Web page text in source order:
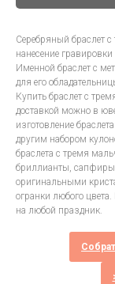
Серебряный браслет
нанесение
Именной браслет с
для его
Купить браслет с
доставкой можно в
изготовление
другим набором
браслета с тремя
бриллианты,
оригинальными
огранки любого
на любой праздник.